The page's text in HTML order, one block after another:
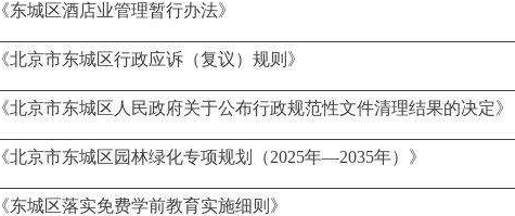
《东城区酒店业管理暂行办法》
《北京市东城区行政应诉（复议）规则》
《北京市东城区人民政府关于公布行政规范性文件清理结果的决定》
《北京市东城区园林绿化专项规划（2025年—2035年）》
《东城区落实免费学前教育实施细则》